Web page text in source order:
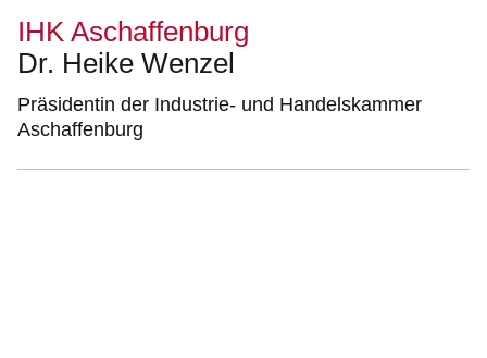
IHK Aschaffenburg
Dr. Heike Wenzel
Präsidentin der Industrie- und Handelskammer
Aschaffenburg